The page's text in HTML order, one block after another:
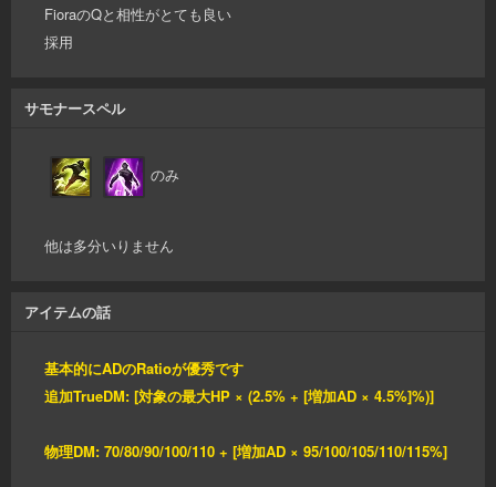
FioraのQと相性がとても良い
採用
サモナースペル
のみ
他は多分いりません
アイテムの話
基本的にADのRatioが優秀です
追加TrueDM: [対象の最大HP × (2.5% + [増加AD × 4.5%]%)]
物理DM: 70/80/90/100/110 + [増加AD × 95/100/105/110/115%]